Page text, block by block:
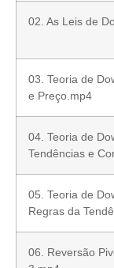
02. As Leis de
03. Teoria de
e Preço.mp4
04. Teoria de
Tendências e
05. Teoria de
Regras da
06. Reversão